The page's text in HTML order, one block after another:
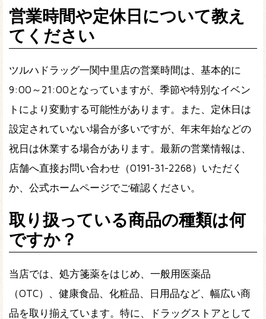
営業時間や定休日について教え
てください
ツルハドラッグ一関中里店の営業時間は、基本的に
9:00～21:00となっていますが、季節や特別なイベン
トにより変動する可能性があります。また、定休日は
設定されていない場合が多いですが、年末年始などの
祝日は休業する場合があります。最新の営業情報は、
店舗へ直接お問い合わせ（0191-31-2268）いただく
か、公式ホームページでご確認ください。
取り扱っている商品の種類は何
ですか？
当店では、処方箋薬をはじめ、一般用医薬品
（OTC）、健康食品、化粧品、日用品など、幅広い商
品を取り揃えています。特に、ドラッグストアとして